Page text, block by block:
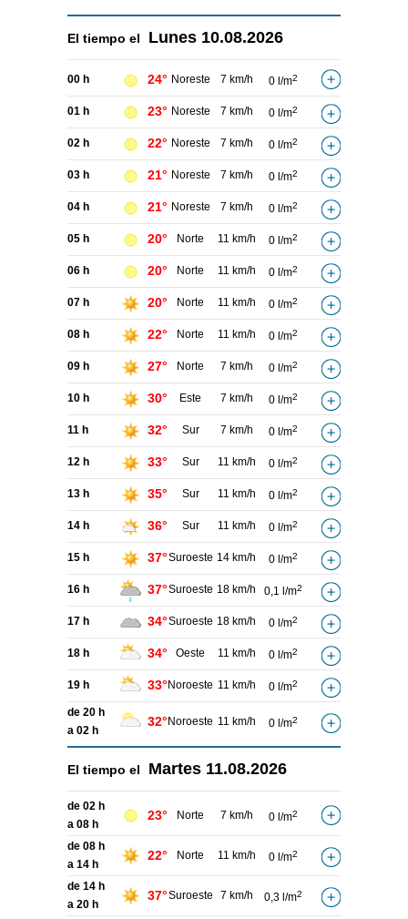
El tiempo el Lunes 10.08.2026
00 h 24° Noreste 7 km/h 0 l/m2
01 h 23° Noreste 7 km/h 0 l/m2
02 h 22° Noreste 7 km/h 0 l/m2
03 h 21° Noreste 7 km/h 0 l/m2
04 h 21° Noreste 7 km/h 0 l/m2
05 h 20° Norte 11 km/h 0 l/m2
06 h 20° Norte 11 km/h 0 l/m2
07 h 20° Norte 11 km/h 0 l/m2
08 h 22° Norte 11 km/h 0 l/m2
09 h 27° Norte 7 km/h 0 l/m2
10 h 30° Este 7 km/h 0 l/m2
11 h 32° Sur 7 km/h 0 l/m2
12 h 33° Sur 11 km/h 0 l/m2
13 h 35° Sur 11 km/h 0 l/m2
14 h 36° Sur 11 km/h 0 l/m2
15 h 37°Suroeste 14 km/h 0 l/m2
16 h 37°Suroeste 18 km/h 0,1 l/m2
17 h 34°Suroeste 18 km/h 0 l/m2
18 h 34° Oeste 11 km/h 0 l/m2
19 h 33° Noroeste 11 km/h 0 l/m2
de 20 h
a 02 h
32° Noroeste 11 km/h 0 l/m2
El tiempo el Martes 11.08.2026
de 02 h
a 08 h
23° Norte 7 km/h 0 l/m2
de 08 h
a 14 h
22° Norte 11 km/h 0 l/m2
de 14 h
a 20 h
37°Suroeste 7 km/h 0,3 l/m2